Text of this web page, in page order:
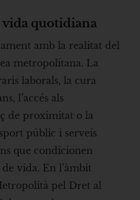
quotidiana
amb la realitat del
metropolitana. La
laborals, la cura
l’accés als
de proximitat o la
públic i serveis
que condicionen
vida. En l’àmbit
pel Dret al